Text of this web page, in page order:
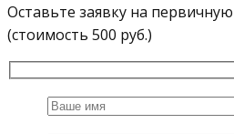
Оставьте заявку на
(стоимость 500 руб.)